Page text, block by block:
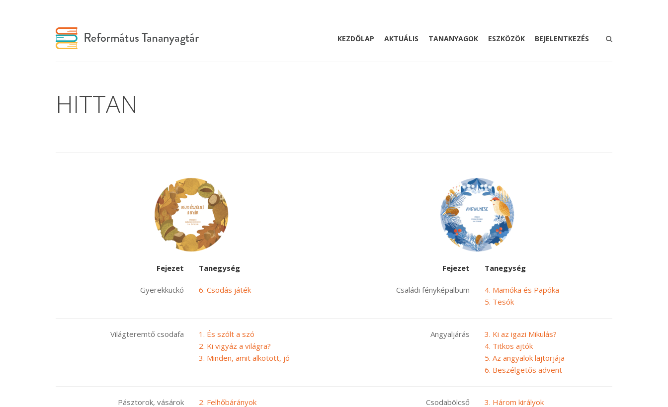
KEZDŐLAP AKTUÁLIS TANANYAGOK ESZKÖZÖK BEJELENTKEZÉS
HITTAN
Fejezet Tanegység Fejezet Tanegység
Gyerekkuckó 6. Csodás játék Családi fényképalbum
4. Mamóka és Papóka
5. Tesók
Világteremtő csodafa
1. És szólt a szó
2. Ki vigyáz a világra?
3. Minden, amit alkotott, jó
Angyaljárás
3. Ki az igazi Mikulás?
4. Titkos ajtók
5. Az angyalok lajtorjája
6. Beszélgetős advent
Pásztorok, vásárok 2. Felhőbárányok Csodabölcső 3. Három királyok